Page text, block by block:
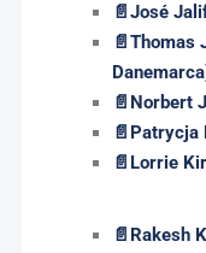
📄José
📄Thomas
📄 Norbert
📄 Patrycja
📄 Lorrie
📄 Rakesh